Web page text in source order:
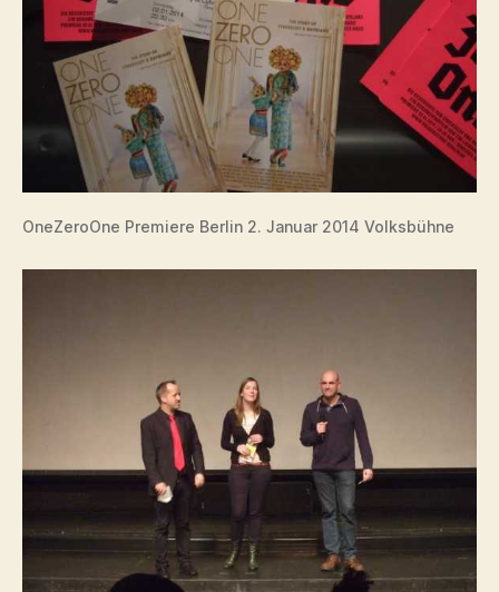
OneZeroOne Premiere Berlin 2. Januar 2014 Volksbühne